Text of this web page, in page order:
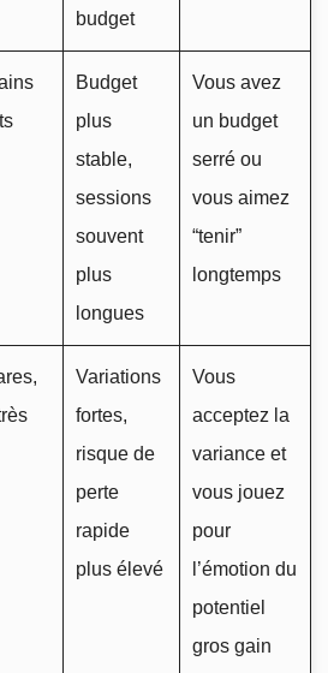
budget
Budget
plus
stable,
sessions
souvent
plus
longues
Vous avez
un budget
serré ou
vous aimez
“tenir”
longtemps
Variations
fortes,
risque de
perte
rapide
plus élevé
Vous
acceptez la
variance et
vous jouez
pour
l’émotion du
potentiel
gros gain